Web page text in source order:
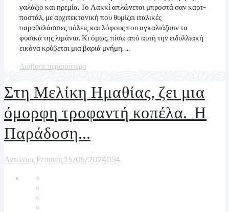
γαλάζιο και ηρεμία. Το Λακκί απλώνεται μπροστά σαν καρτ-
ποστάλ, με αρχιτεκτονική που θυμίζει ιταλικές
παραθαλάσσιες πόλεις και λόφους που αγκαλιάζουν τα
φυσικά της λιμάνια. Κι όμως, πίσω από αυτή την ειδυλλιακή
εικόνα κρύβεται μια βαριά μνήμη. ...
Διάβασε περισσότερα
Στη Μελίκη Ημαθίας, ζει μια
όμορφη τροφαντή κοπέλα. Η
Παράδοση…
Αντώνιος Ρεπανάς15/05/2024034